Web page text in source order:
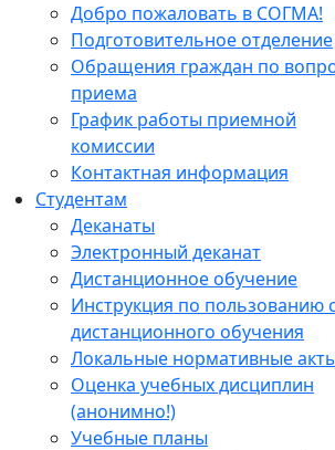
Добро пожаловать в СОГМА!
Подготовительное отделение
Обращения граждан по
приема
График работы приемной
комиссии
Контактная информация
Студентам
Деканаты
Электронный деканат
Дистанционное обучение
Инструкция по пользованию
дистанционного обучения
Локальные нормативные
Оценка учебных дисциплин
(анонимно!)
Учебные планы